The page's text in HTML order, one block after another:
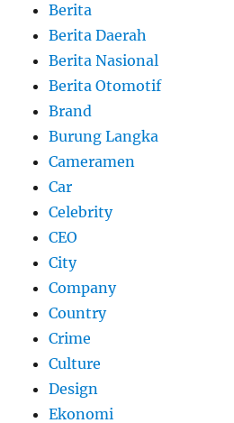
Berita
Berita Daerah
Berita Nasional
Berita Otomotif
Brand
Burung Langka
Cameramen
Car
Celebrity
CEO
City
Company
Country
Crime
Culture
Design
Ekonomi